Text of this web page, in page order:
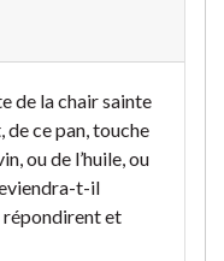
de la chair sainte
de ce pan, touche
ou de l’huile, ou
t-il
répondirent et